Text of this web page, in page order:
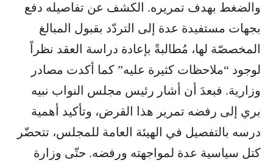
والضغط بهدف تمريره. الكشف عن تفاصيله دفع
بجهات مستفيدة عدة إلى التردّد بقبول المبالغ
المخصصّة لها، مُطالبةً بإعادة دراسة العقد نظراً
لوجود “ملاحظات كثيرة عليه” كما أكدت مصادر
وزارية. فبعدَ أن أشار رئيس مجلس النواب نبيه
بري إلى رفضه تمرير هذا القرض، وتأكيد أهمية
درسه بالتفصيل في الهيئة العامة للمجلس، تتحضّر
كتل سياسية عدة لمواجهته ورفضه. حتّى وزارة